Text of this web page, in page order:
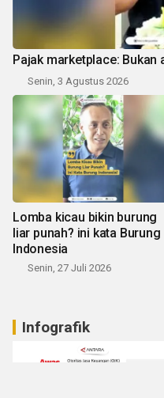
Pajak marketplace: Bukan
Senin, 3 Agustus 2026
Lomba kicau bikin burung
liar punah? ini kata Burung
Indonesia
Senin, 27 Juli 2026
Infografik